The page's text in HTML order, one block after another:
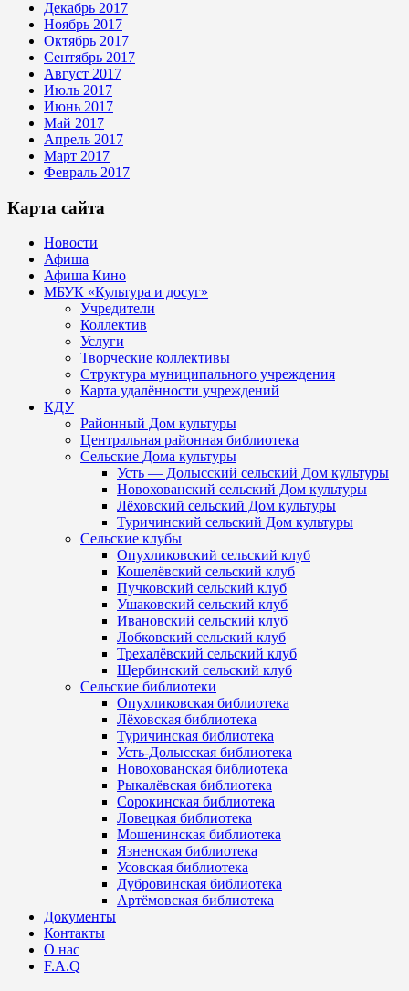
Декабрь 2017
Ноябрь 2017
Октябрь 2017
Сентябрь 2017
Август 2017
Июль 2017
Июнь 2017
Май 2017
Апрель 2017
Март 2017
Февраль 2017
Карта сайта
Новости
Афиша
Афиша Кино
МБУК «Культура и досуг»
Учредители
Коллектив
Услуги
Творческие коллективы
Структура муниципального учреждения
Карта удалённости учреждений
КДУ
Районный Дом культуры
Центральная районная библиотека
Сельские Дома культуры
Усть — Долысский сельский Дом культуры
Новохованский сельский Дом культуры
Лёховский сельский Дом культуры
Туричинский сельский Дом культуры
Сельские клубы
Опухликовский сельский клуб
Кошелёвский сельский клуб
Пучковский сельский клуб
Ушаковский сельский клуб
Ивановский сельский клуб
Лобковский сельский клуб
Трехалёвский сельский клуб
Щербинский сельский клуб
Сельские библиотеки
Опухликовская библиотека
Лёховская библиотека
Туричинская библиотека
Усть-Долысская библиотека
Новохованская библиотека
Рыкалёвская библиотека
Сорокинская библиотека
Ловецкая библиотека
Мошенинская библиотека
Язненская библиотека
Усовская библиотека
Дубровинская библиотека
Артёмовская библиотека
Документы
Контакты
О нас
F.A.Q